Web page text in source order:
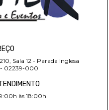
Sala 12 - Parada Inglesa
- 02239-000
às 18:00h